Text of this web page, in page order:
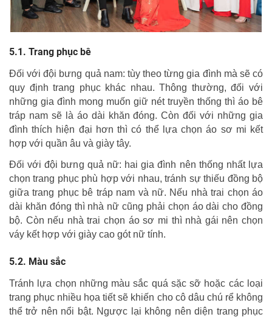
Trang phục bê
Đối với đội bưng quả nam: tùy theo từng gia đình mà sẽ có
quy định trang phục khác nhau. Thông thường, đối với
những gia đình mong muốn giữ nét truyền thống thì áo bê
tráp nam sẽ là áo dài khăn đóng. Còn đối với những gia
đình thích hiện đại hơn thì có thể lựa chọn áo sơ mi kết
hợp với quần âu và giày tây.
Đối với đội bưng quả nữ: hai gia đình nên thống nhất lựa
chọn trang phục phù hợp với nhau, tránh sự thiếu đồng bộ
giữa trang phục bê tráp nam và nữ. Nếu nhà trai chọn áo
dài khăn đóng thì nhà nữ cũng phải chọn áo dài cho đồng
bộ. Còn nếu nhà trai chọn áo sơ mi thì nhà gái nên chọn
váy kết hợp với giày cao gót nữ tính.
Màu sắc
Tránh lựa chọn những màu sắc quá sặc sỡ hoặc các loại
trang phục nhiều họa tiết sẽ khiến cho cô dâu chú rể không
thể trở nên nổi bật. Ngược lại không nên diện trang phục